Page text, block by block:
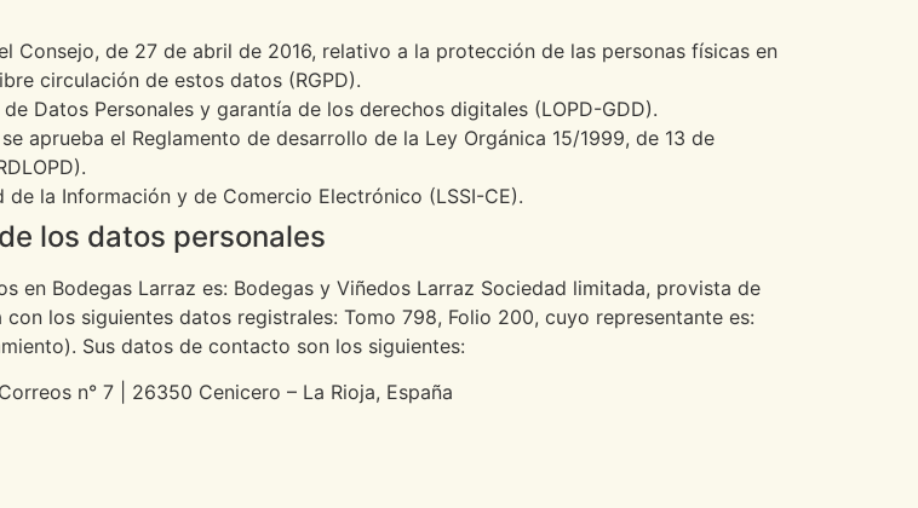
Consejo, de 27 de abril de 2016, relativo a la protección de las personas físicas en
circulación de estos datos (RGPD).
Datos Personales y garantía de los derechos digitales (LOPD-GDD).
aprueba el Reglamento de desarrollo de la Ley Orgánica 15/1999, de 13 de
la Información y de Comercio Electrónico (LSSI-CE).
los datos personales
en Bodegas Larraz es: Bodegas y Viñedos Larraz Sociedad limitada, provista de
los siguientes datos registrales: Tomo 798, Folio 200, cuyo representante es:
Sus datos de contacto son los siguientes:
n° 7 | 26350 Cenicero – La Rioja, España